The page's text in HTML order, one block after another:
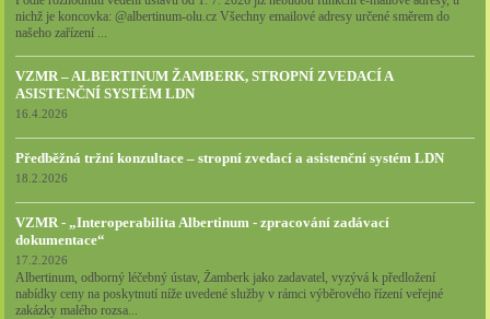
nichž je koncovka: @albertinum-olu.cz Všechny emailové adresy určené směrem do
našeho zařízení ...
VZMR – ALBERTINUM ŽAMBERK, STROPNÍ ZVEDACÍ A
ASISTENČNÍ SYSTÉM LDN
16.4.2026
Předběžná tržní konzultace – stropní zvedací a asistenční systém LDN
18.2.2026
VZMR - „Interoperabilita Albertinum - zpracování zadávací
dokumentace“
17.2.2026
Albertinum, odborný léčebný ústav, Žamberk jako zadavatel, vyzývá k předložení
nabídky ceny na poskytnutí níže uvedené služby v rámci výběrového řízení veřejné
zakázky malého rozsa...